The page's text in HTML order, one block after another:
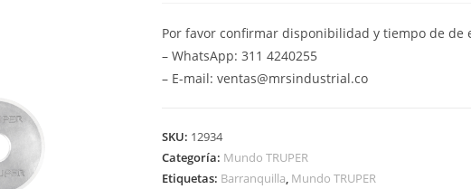
Por favor confirmar disponibilidad y tiempo de
– WhatsApp: 311 4240255
– E-mail: ventas@mrsindustrial.co
SKU: 12934
Categoría: Mundo TRUPER
Etiquetas: Barranquilla Mundo TRUPER